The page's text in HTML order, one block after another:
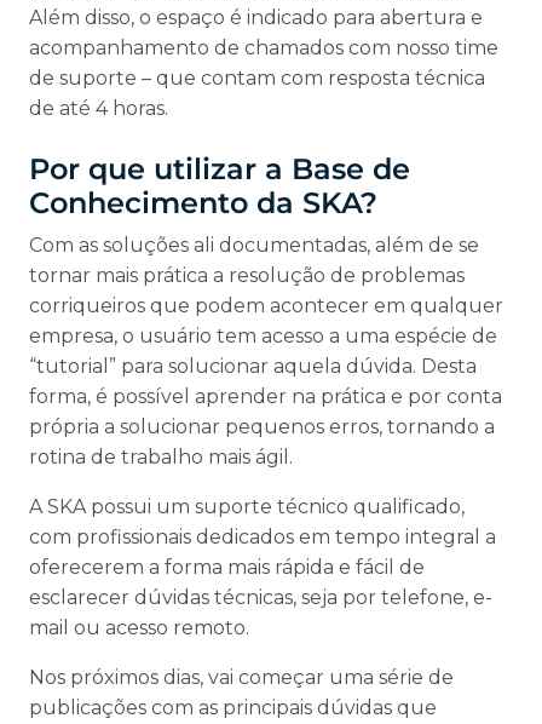
Além disso, o espaço é indicado para abertura e
acompanhamento de chamados com nosso time
de suporte – que contam com resposta técnica
de até 4 horas.
Por que utilizar a Base de
Conhecimento da SKA?
Com as soluções ali documentadas, além de se
tornar mais prática a resolução de problemas
corriqueiros que podem acontecer em qualquer
empresa, o usuário tem acesso a uma espécie de
“tutorial” para solucionar aquela dúvida. Desta
forma, é possível aprender na prática e por conta
própria a solucionar pequenos erros, tornando a
rotina de trabalho mais ágil.
A SKA possui um suporte técnico qualificado,
com profissionais dedicados em tempo integral a
oferecerem a forma mais rápida e fácil de
esclarecer dúvidas técnicas, seja por telefone, e-
mail ou acesso remoto.
Nos próximos dias, vai começar uma série de
publicações com as principais dúvidas que